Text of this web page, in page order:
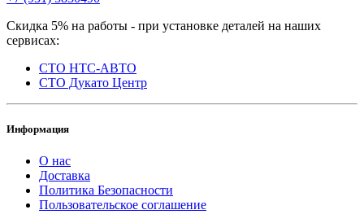
Скидка 5% на работы - при установке деталей на наших
сервисах:
СТО НТС-АВТО
СТО Дукато Центр
Информация
О нас
Доставка
Политика Безопасности
Пользовательское соглашение